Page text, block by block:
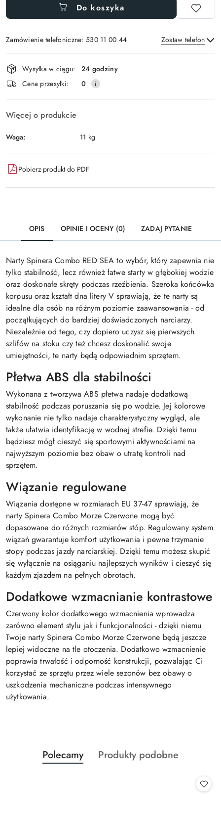
Do koszyka
Zamówienie telefoniczne: 530 11 00 44 Zostaw telefon
Wyślij
Dostępność
i
dostawa
Wysyłka w ciągu:
24 godziny
Cena przesyłki:
0
Więcej o produkcie
Waga: 11 kg
Pobierz produkt do PDF
OPIS OPINIE I OCENY (0) ZADAJ PYTANIE
Narty Spinera Combo RED SEA to wybór, który zapewnia nie
tylko stabilność, lecz również łatwe starty w głębokiej wodzie
oraz doskonałe skręty podczas rzeźbienia. Szeroka końcówka
korpusu oraz kształt dna litery V sprawiają, że te narty są
idealne dla osób na różnym poziomie zaawansowania - od
początkujących do bardziej doświadczonych narciarzy.
Niezależnie od tego, czy dopiero uczysz się pierwszych
szlifów na stoku czy też chcesz doskonalić swoje
umiejętności, te narty będą odpowiednim sprzętem.
Płetwa ABS dla stabilności
Wykonana z tworzywa ABS płetwa nadaje dodatkową
stabilność podczas poruszania się po wodzie. Jej kolorowe
wykonanie nie tylko nadaje charakterystyczny wygląd, ale
także ułatwia identyfikację w wodnej strefie. Dzięki temu
będziesz mógł cieszyć się sportowymi aktywnościami na
najwyższym poziomie bez obaw o utratę kontroli nad
sprzętem.
Wiązanie regulowane
Wiązania dostępne w rozmiarach EU 37-47 sprawiają, że
narty Spinera Combo Morze Czerwone mogą być
dopasowane do różnych rozmiarów stóp. Regulowany system
wiązań gwarantuje komfort użytkowania i pewne trzymanie
stopy podczas jazdy narciarskiej. Dzięki temu możesz skupić
się wyłącznie na osiąganiu najlepszych wyników i cieszyć się
każdym zjazdem na pełnych obrotach.
Dodatkowe wzmacnianie kontrastowe
Czerwony kolor dodatkowego wzmacnienia wprowadza
zarówno element stylu jak i funkcjonalności - dzięki niemu
Twoje narty Spinera Combo Morze Czerwone będą jeszcze
lepiej widoczne na tle otoczenia. Dodatkowo wzmacnienie
poprawia trwałość i odporność konstrukcji, pozwalając Ci
korzystać ze sprzętu przez wiele sezonów bez obawy o
uszkodzenia mechaniczne podczas intensywnego
użytkowania.
Pomiń karuzelę produktów
Produkty
o
Polecamy
Produkty
Produkty podobne